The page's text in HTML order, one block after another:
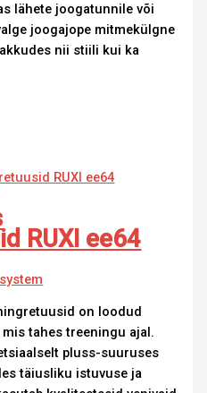
lähete joogatunnile või
joogajope mitmekülgne
nii stiili kui ka
RUXI ee64
system
on loodud
tahes treeningu ajal.
pluss-suuruses
täiusliku istuvuse ja